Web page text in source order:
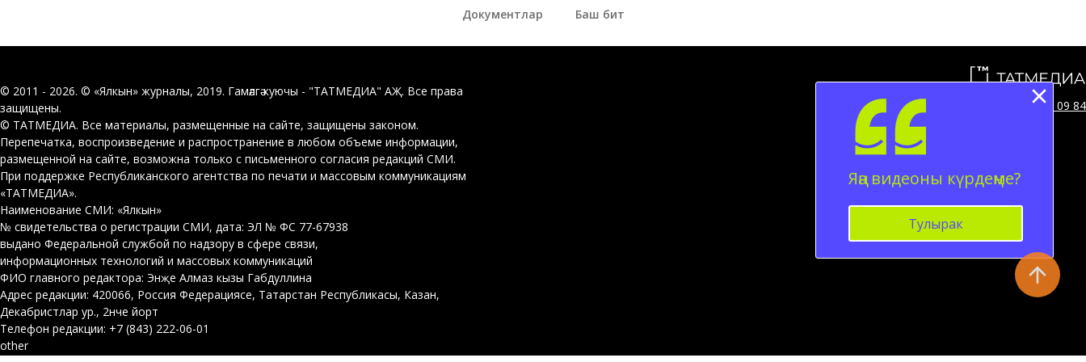
Документлар Баш бит
© 2011 - 2026. © «Ялкын» журналы, 2019. Гамәлгә куючы - "ТАТМЕДИА" АҖ. Все права
защищены.
© ТАТМЕДИА. Все материалы, размещенные на сайте, защищены законом.
Перепечатка, воспроизведение и распространение в любом объеме информации,
размещенной на сайте, возможна только с письменного согласия редакций СМИ.
При поддержке Республиканского агентства по печати и массовым коммуникациям
«ТАТМЕДИА».
Наименование СМИ: «Ялкын»
№ свидетельства о регистрации СМИ, дата: ЭЛ № ФС 77-67938
выдано Федеральной службой по надзору в сфере связи,
информационных технологий и массовых коммуникаций
ФИО главного редактора: Энҗе Алмаз кызы Габдуллина
Адрес редакции: 420066, Россия Федерациясе, Татарстан Республикасы, Казан,
Декабристлар ур., 2нче йорт
Телефон редакции: +7 (843) 222-06-01
other
Телефон АО «ТАТМЕДИА»: (843) 222 09 84
Яңа видеоны күрдеңме?
Тулырак